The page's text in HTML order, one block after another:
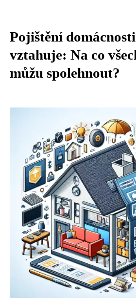
Pojištění domácnosti
vztahuje: Na co
můžu spolehnout?